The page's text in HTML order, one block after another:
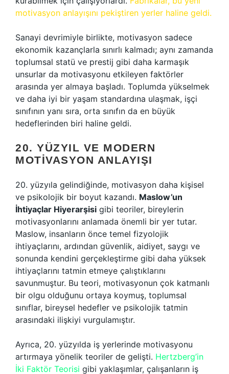
motivasyon anlayışını pekiştiren yerler haline geldi.
Sanayi devrimiyle birlikte, motivasyon sadece
ekonomik kazançlarla sınırlı kalmadı; aynı zamanda
toplumsal statü ve prestij gibi daha karmaşık
unsurlar da motivasyonu etkileyen faktörler
arasında yer almaya başladı. Toplumda yükselmek
ve daha iyi bir yaşam standardına ulaşmak, işçi
sınıfının yanı sıra, orta sınıfın da en büyük
hedeflerinden biri haline geldi.
20. YÜZYIL VE MODERN
MOTIVASYON ANLAYIŞI
20. yüzyıla gelindiğinde, motivasyon daha kişisel
ve psikolojik bir boyut kazandı. Maslow’un
İhtiyaçlar Hiyerarşisi gibi teoriler, bireylerin
motivasyonlarını anlamada önemli bir yer tutar.
Maslow, insanların önce temel fizyolojik
ihtiyaçlarını, ardından güvenlik, aidiyet, saygı ve
sonunda kendini gerçekleştirme gibi daha yüksek
ihtiyaçlarını tatmin etmeye çalıştıklarını
savunmuştur. Bu teori, motivasyonun çok katmanlı
bir olgu olduğunu ortaya koymuş, toplumsal
sınıflar, bireysel hedefler ve psikolojik tatmin
arasındaki ilişkiyi vurgulamıştır.
Ayrıca, 20. yüzyılda iş yerlerinde motivasyonu
artırmaya yönelik teoriler de gelişti. Hertzberg’in
İki Faktör Teorisi gibi yaklaşımlar, çalışanların iş